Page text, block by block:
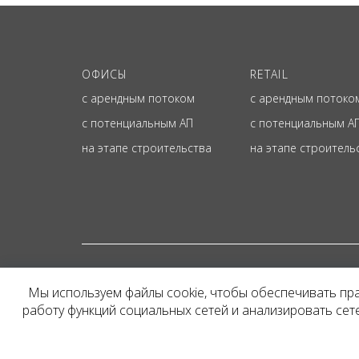
ОФИСЫ
с арендным потоком
с потенциальным АП
на этапе строительства
RETAIL
с арендным
с потенциальным
на этапе
Представленная на
и не является
Мы используем файлы cookie, чтобы обеспечивать
работу функций социальных сетей и анализировать